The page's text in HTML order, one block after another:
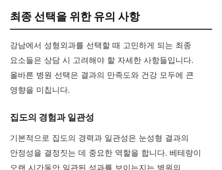
최종 선택을 위한 유의 사항
강남에서 성형외과를 선택할 때 고민하게 되는 최종
요소들은 상담 시 고려해야 할 자세한 사항들입니다.
올바른 병원 선택은 결과의 만족도와 건강 모두에 큰
영향을 미칩니다.
집도의 경험과 일관성
기본적으로 집도의 경력과 일관성은 눈성형 결과의
안정성을 결정짓는 데 중요한 역할을 합니다. 베테랑이
오랜 시간동안 일관된 성과를 보이는지는 병원의